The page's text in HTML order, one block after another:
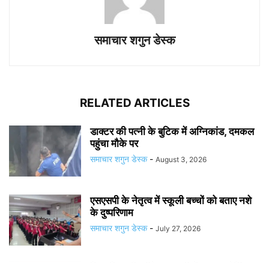
समाचार शगुन डेस्क
RELATED ARTICLES
डाक्टर की पत्नी के बुटिक में अग्निकांड, दमकल
पहुंचा मौके पर
समाचार शगुन डेस्क - August 3, 2026
एसएसपी के नेतृत्व में स्कूली बच्चों को बताए नशे
के दुष्परिणाम
समाचार शगुन डेस्क - July 27, 2026